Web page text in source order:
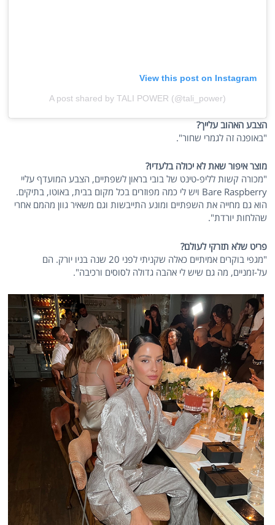
View this post on Instagram
A post shared by TALI POWER (@tali_power)
הצבע האהוב עלייך?
"באופנה זה לגמרי שחור".
מוצר איפור שאת לא יכולה בלעדיו?
"מכורה קשות לליפ-טינט של בובי בראון לשפתיים, הצבע המועדף עליי
Bare Raspberry ויש לי כמה מפוזרים בכל מקום בבית, באוטו, בתיקים.
הוא גם מחייה את השפתיים ומונע התייבשות וגם משאיר גוון מהמם אחרי
שהלחות יורדת".
פריט שלא תזרקי לעולם?
"מגפי בוקרים אמיתיים כאלה שקניתי לפני 20 שנה בניו יורק. הם
על-זמניים, מה גם שיש לי אהבה גדולה לסוסים ורכיבה".